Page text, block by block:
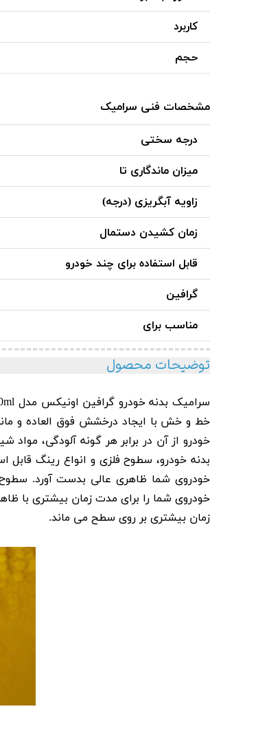
کاربرد
حجم
مشخصات فنی سرامیک
درجه سختی
میزان ماندگاری تا
زاویه آبگریزی (درجه)
زمان کشیدن دستمال
قابل استفاده برای چند خودرو
گرافین
مناسب برای
توضیحات محصول
سرامیک بدنه خودرو گرافین اونیکس مدل Onyx Coating
خط و خش با ایجاد درخشش فوق العاده و ماندگاری تا 10
خودرو از آن در برابر هر گونه آلودگی،
خودروی شما را برای مدت زمان بیشتری با
زمان بیشتری بر روی سطح می ماند.